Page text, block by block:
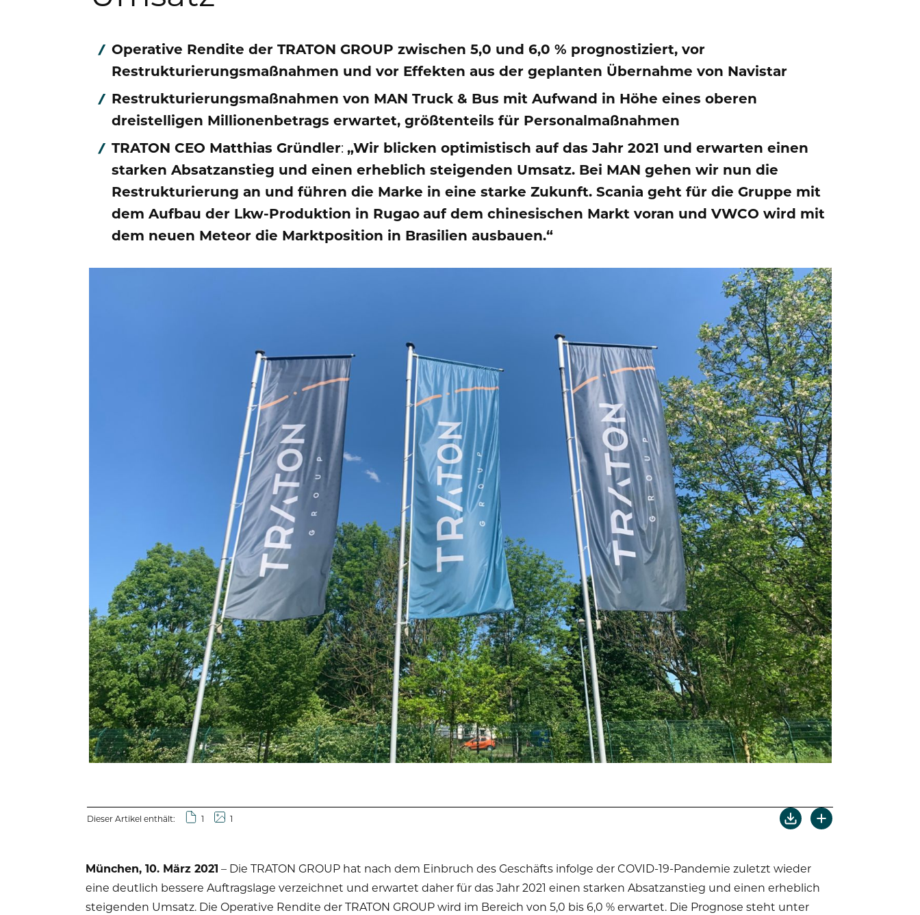
Operative Rendite der TRATON GROUP zwischen 5,0 und 6,0 % prognostiziert, vor
Restrukturierungsmaßnahmen und vor Effekten aus der geplanten Übernahme von Navistar
Restrukturierungsmaßnahmen von MAN Truck & Bus mit Aufwand in Höhe eines oberen
dreistelligen Millionenbetrags erwartet, größtenteils für Personalmaßnahmen
TRATON CEO Matthias Gründler: „Wir blicken optimistisch auf das Jahr 2021 und erwarten einen
starken Absatzanstieg und einen erheblich steigenden Umsatz. Bei MAN gehen wir nun die
Restrukturierung an und führen die Marke in eine starke Zukunft. Scania geht für die Gruppe mit
dem Aufbau der Lkw-Produktion in Rugao auf dem chinesischen Markt voran und VWCO wird mit
dem neuen Meteor die Marktposition in Brasilien ausbauen.“
Dieser Artikel enthält: 1 1
München, 10. März 2021 – Die TRATON GROUP hat nach dem Einbruch des Geschäfts infolge der COVID-19-Pandemie zuletzt wieder
eine deutlich bessere Auftragslage verzeichnet und erwartet daher für das Jahr 2021 einen starken Absatzanstieg und einen erheblich
steigenden Umsatz. Die Operative Rendite der TRATON GROUP wird im Bereich von 5,0 bis 6,0 % erwartet. Die Prognose steht unter